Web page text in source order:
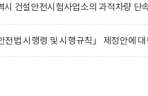
시 건설안전시험사업소의 과적차량 단
전법 시행령 및 시행규칙」 제정안에